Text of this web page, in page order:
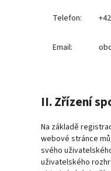
Telefon:
Email:
II. Zřízení
Na základě
webové stránce
svého
uživatelského